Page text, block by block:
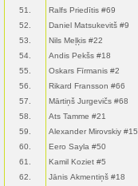
51.
Ralfs Priedītis #69
52.
Daniel Matsukevitš #9
53.
Nils Meļķis #22
54.
Andis Pekšs #18
55.
Oskars Fīrmanis #2
56.
Rikard Fransson #66
57.
Mārtiņš Jurgevičs #68
58.
Ats Tamme #21
59.
Alexander Mirovskiy #15
60.
Eero Sayla #50
61.
Kamil Koziet #5
62.
Jānis Akmentiņš #18